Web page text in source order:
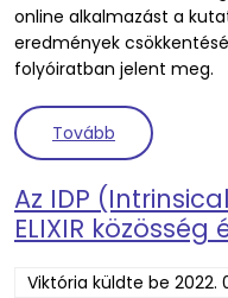
online alkalmazást a
eredmények
folyóiratban jelent meg.
Tovább (Online
Az IDP
ELIXIR
Viktória küldte be 2022.